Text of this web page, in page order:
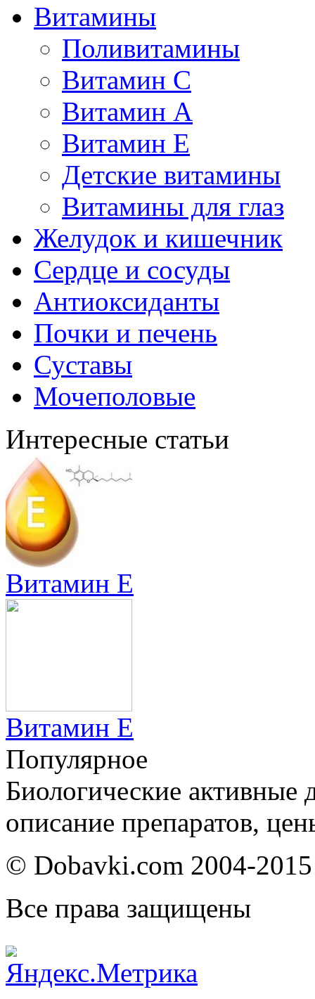
Витамины
Поливитамины
Витамин С
Витамин А
Витамин Е
Детские витамины
Витамины для глаз
Желудок и кишечник
Сердце и сосуды
Антиоксиданты
Почки и печень
Суставы
Мочеполовые
Интересные статьи
Витамин Е
Витамин Е
Популярное
Биологические активные
описание препаратов,
© Dobavki.com 2004-2015
Все права защищены